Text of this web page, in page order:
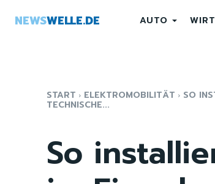
NEWSWELLE.DE AUTO
START ELEKTROMOBILITÄT SO
TECHNISCHE...
So